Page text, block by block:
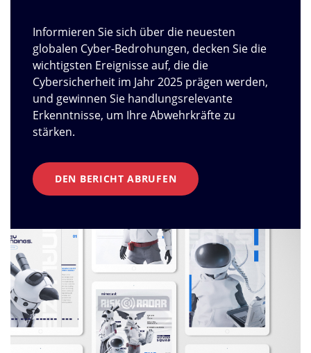
Informieren Sie sich über die neuesten
globalen Cyber-Bedrohungen, decken Sie die
wichtigsten Ereignisse auf, die die
Cybersicherheit im Jahr 2025 prägen werden,
und gewinnen Sie handlungsrelevante
Erkenntnisse, um Ihre Abwehrkräfte zu
stärken.
DEN BERICHT ABRUFEN